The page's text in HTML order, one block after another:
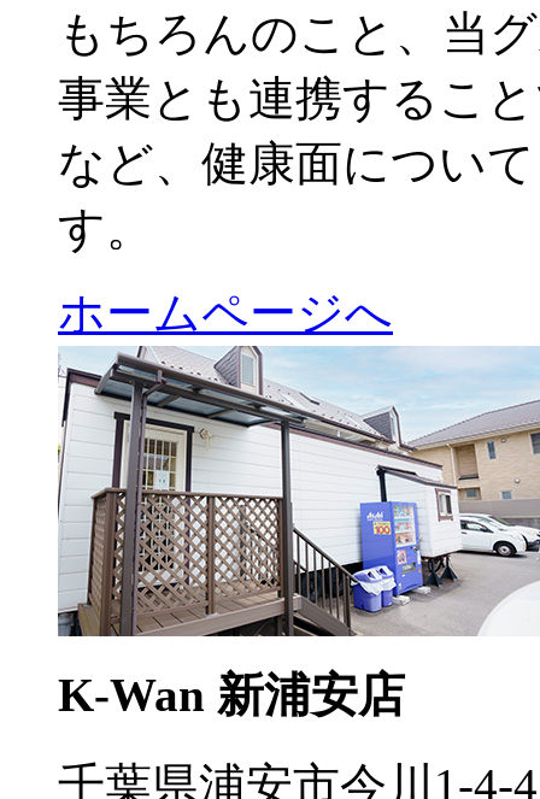
もちろんのこと、当
事業とも連携するこ
など、健康面につい
す。
ホームページへ
K-Wan 新浦安店
千葉県浦安市今川1-4-